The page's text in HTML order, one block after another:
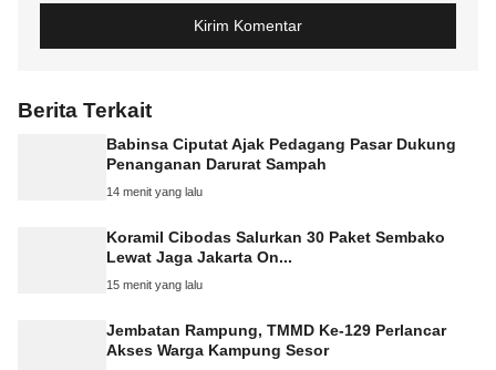
Berita Terkait
Babinsa Ciputat Ajak Pedagang Pasar Dukung
Penanganan Darurat Sampah
14 menit yang lalu
Koramil Cibodas Salurkan 30 Paket Sembako
Lewat Jaga Jakarta On...
15 menit yang lalu
Jembatan Rampung, TMMD Ke-129 Perlancar
Akses Warga Kampung Sesor